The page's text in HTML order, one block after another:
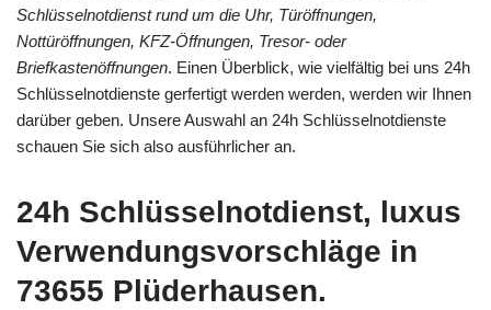
Schlüsselnotdienst rund um die Uhr, Türöffnungen,
Nottüröffnungen, KFZ-Öffnungen, Tresor- oder
Briefkastenöffnungen. Einen Überblick, wie vielfältig bei uns 24h
Schlüsselnotdienste gerfertigt werden werden, werden wir Ihnen
darüber geben. Unsere Auswahl an 24h Schlüsselnotdienste
schauen Sie sich also ausführlicher an.
24h Schlüsselnotdienst, luxus
Verwendungsvorschläge in
73655 Plüderhausen.